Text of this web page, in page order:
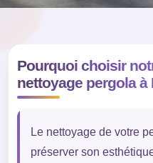
Pourquoi choisir
nettoyage pergola à
Le nettoyage de votre
préserver son